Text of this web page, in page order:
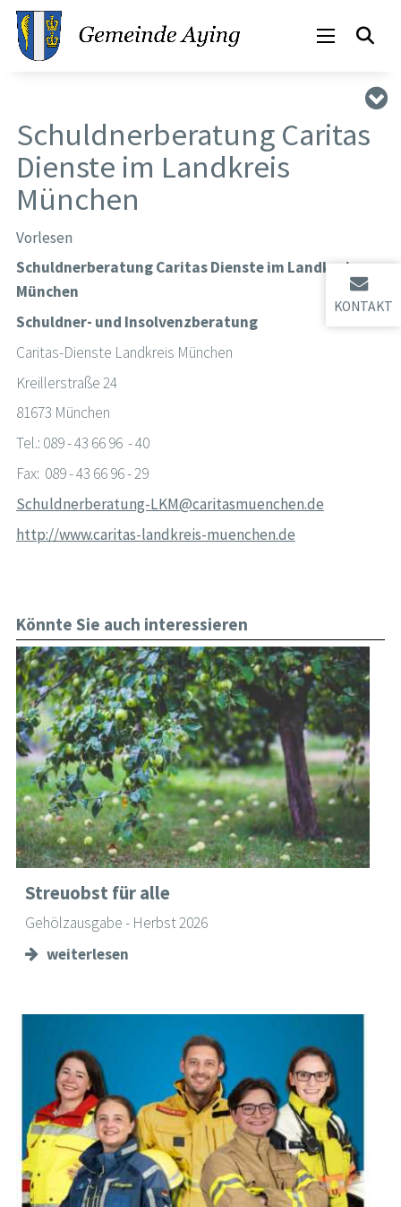
KONTAKT
Schuldnerberatung Caritas
Dienste im Landkreis
München
Vorlesen
Schuldnerberatung Caritas Dienste im Landkreis
München
Schuldner- und Insolvenzberatung
Caritas-Dienste Landkreis München
Kreillerstraße 24
81673 München
Tel.: 089 - 43 66 96 - 40
Fax: 089 - 43 66 96 - 29
Schuldnerberatung-LKM@caritasmuenchen.de
http://www.caritas-landkreis-muenchen.de
Könnte Sie auch interessieren
Streuobst für alle
Gehölzausgabe - Herbst 2026
weiterlesen